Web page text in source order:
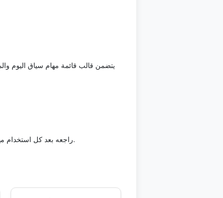
يتضمن قالب قائمة مهام سياق اليوم
راجعه بعد كل استخدام مهم أو في موعد ثابت. المراجعة المنتظمة تساعدك على تحديث تنسيق قابل لإعادة الاستخدام قبل أن تصبح المعلومات قديمة.